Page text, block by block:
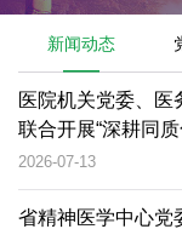
新闻动态
医院机关党委、医
联合开展“深耕同
2026-07-13
省精神医学中心党